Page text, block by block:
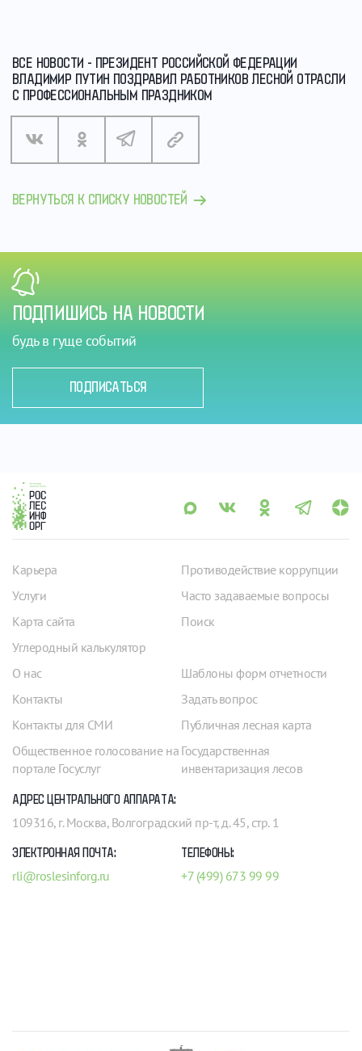
ВСЕ НОВОСТИ - ПРЕЗИДЕНТ РОССИЙСКОЙ ФЕДЕРАЦИИ
ВЛАДИМИР ПУТИН ПОЗДРАВИЛ РАБОТНИКОВ ЛЕСНОЙ ОТРАСЛИ
С ПРОФЕССИОНАЛЬНЫМ ПРАЗДНИКОМ
ВЕРНУТЬСЯ К СПИСКУ НОВОСТЕЙ
ПОДПИШИСЬ НА НОВОСТИ
будь в гуще событий
ПОДПИСАТЬСЯ
Карьера
Услуги
Карта сайта
Углеродный калькулятор
Противодействие коррупции
Часто задаваемые вопросы
Поиск
О нас
Контакты
Контакты для СМИ
Общественное голосование на
портале Госуслуг
Шаблоны форм отчетности
Задать вопрос
Публичная лесная карта
Государственная
инвентаризация лесов
АДРЕС ЦЕНТРАЛЬНОГО АППАРАТА:
109316, г. Москва, Волгоградский пр-т, д. 45, стр. 1
ЭЛЕКТРОННАЯ ПОЧТА:
rli@roslesinforg.ru
ТЕЛЕФОНЫ:
+7 (499) 673 99 99